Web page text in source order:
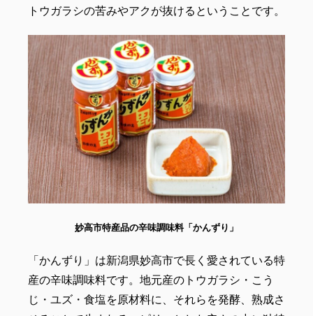
トウガラシの苦みやアクが抜けるということです。
妙高市特産品の辛味調味料「かんずり」
「かんずり」は新潟県妙高市で長く愛されている特
産の辛味調味料です。地元産のトウガラシ・こう
じ・ユズ・食塩を原材料に、それらを発酵、熟成さ